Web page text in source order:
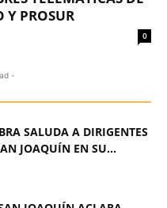
Y PROSUR
0
-
SALUDA A DIRIGENTES
JOAQUÍN EN SU...